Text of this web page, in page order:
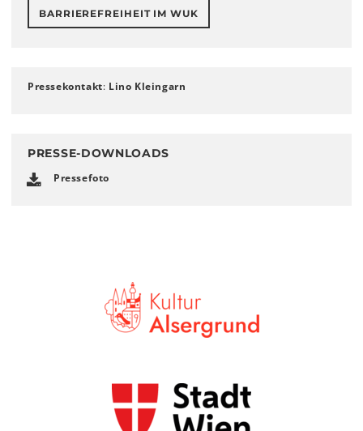
BARRIEREFREIHEIT IM WUK
Pressekontakt: Lino Kleingarn
PRESSE-DOWNLOADS
Pressefoto